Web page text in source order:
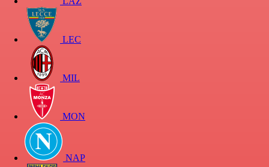
LEC
MIL
MON
NAP